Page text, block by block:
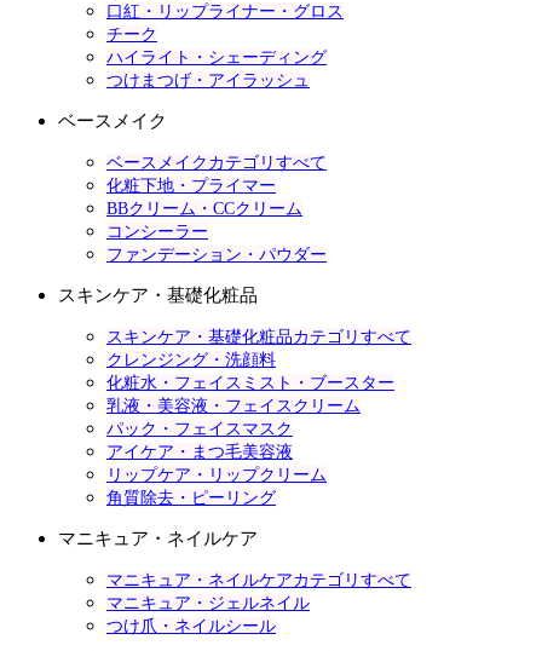
口紅・リップライナー・グロス
チーク
ハイライト・シェーディング
つけまつげ・アイラッシュ
ベースメイク
ベースメイクカテゴリすべて
化粧下地・プライマー
BBクリーム・CCクリーム
コンシーラー
ファンデーション・パウダー
スキンケア・基礎化粧品
スキンケア・基礎化粧品カテゴリすべて
クレンジング・洗顔料
化粧水・フェイスミスト・ブースター
乳液・美容液・フェイスクリーム
パック・フェイスマスク
アイケア・まつ毛美容液
リップケア・リップクリーム
角質除去・ピーリング
マニキュア・ネイルケア
マニキュア・ネイルケアカテゴリすべて
マニキュア・ジェルネイル
つけ爪・ネイルシール